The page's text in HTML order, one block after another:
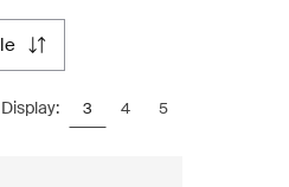
viihtyisiä
kotoa
Display: 3 4 5